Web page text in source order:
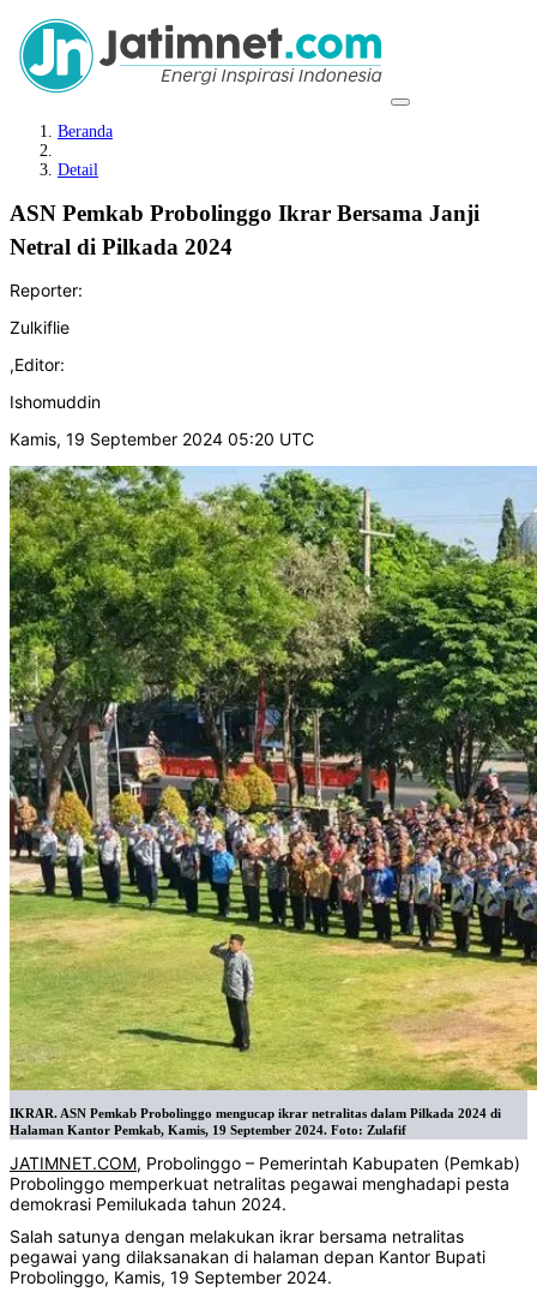
Beranda
Detail
ASN Pemkab Probolinggo Ikrar Bersama Janji
Netral di Pilkada 2024
Reporter:
Zulkiflie
,Editor:
Ishomuddin
Kamis, 19 September 2024 05:20 UTC
IKRAR. ASN Pemkab Probolinggo mengucap ikrar netralitas dalam Pilkada 2024 di
Halaman Kantor Pemkab, Kamis, 19 September 2024. Foto: Zulafif
JATIMNET.COM, Probolinggo – Pemerintah Kabupaten (Pemkab)
Probolinggo memperkuat netralitas pegawai menghadapi pesta
demokrasi Pemilukada tahun 2024.
Salah satunya dengan melakukan ikrar bersama netralitas
pegawai yang dilaksanakan di halaman depan Kantor Bupati
Probolinggo, Kamis, 19 September 2024.